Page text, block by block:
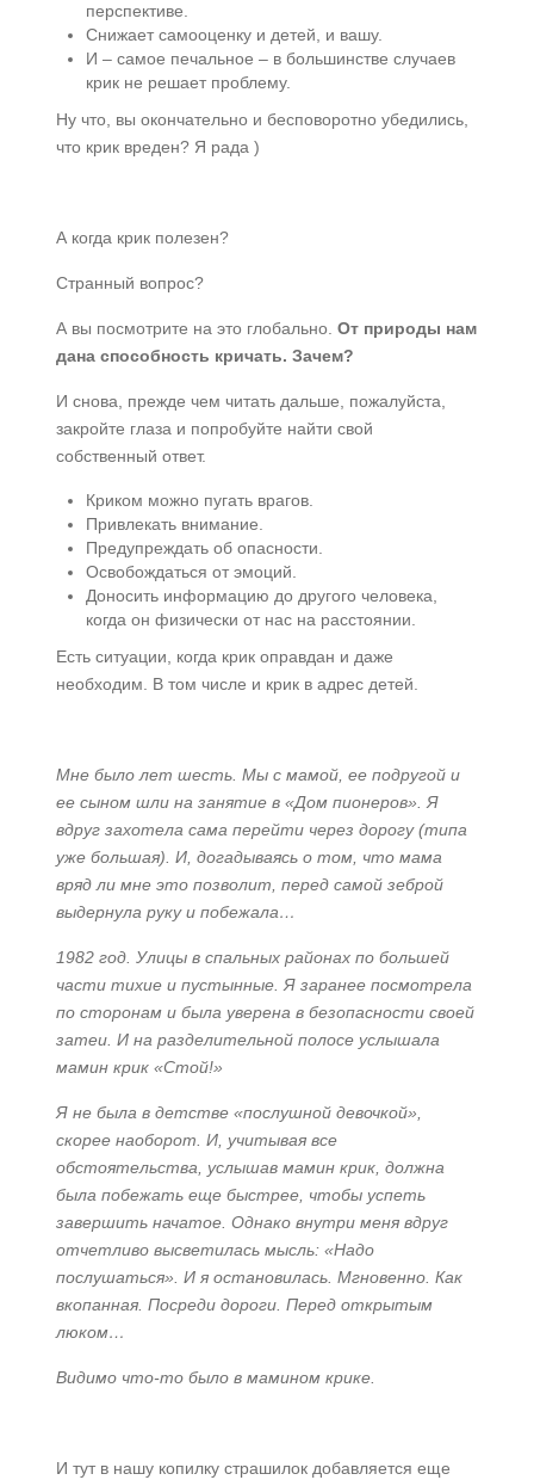
перспективе.
Снижает самооценку и детей, и вашу.
И – самое печальное – в большинстве случаев
крик не решает проблему.
Ну что, вы окончательно и бесповоротно убедились,
что крик вреден? Я рада )
А когда крик полезен?
Странный вопрос?
А вы посмотрите на это глобально. От природы нам
дана способность кричать. Зачем?
И снова, прежде чем читать дальше, пожалуйста,
закройте глаза и попробуйте найти свой
собственный ответ.
Криком можно пугать врагов.
Привлекать внимание.
Предупреждать об опасности.
Освобождаться от эмоций.
Доносить информацию до другого человека,
когда он физически от нас на расстоянии.
Есть ситуации, когда крик оправдан и даже
необходим. В том числе и крик в адрес детей.
Мне было лет шесть. Мы с мамой, ее подругой и
ее сыном шли на занятие в «Дом пионеров». Я
вдруг захотела сама перейти через дорогу (типа
уже большая). И, догадываясь о том, что мама
вряд ли мне это позволит, перед самой зеброй
выдернула руку и побежала…
1982 год. Улицы в спальных районах по большей
части тихие и пустынные. Я заранее посмотрела
по сторонам и была уверена в безопасности своей
затеи. И на разделительной полосе услышала
мамин крик «Стой!»
Я не была в детстве «послушной девочкой»,
скорее наоборот. И, учитывая все
обстоятельства, услышав мамин крик, должна
была побежать еще быстрее, чтобы успеть
завершить начатое. Однако внутри меня вдруг
отчетливо высветилась мысль: «Надо
послушаться». И я остановилась. Мгновенно. Как
вкопанная. Посреди дороги. Перед открытым
люком…
Видимо что-то было в мамином крике.
И тут в нашу копилку страшилок добавляется еще